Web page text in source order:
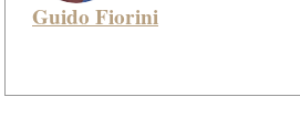
Guido Fiorini